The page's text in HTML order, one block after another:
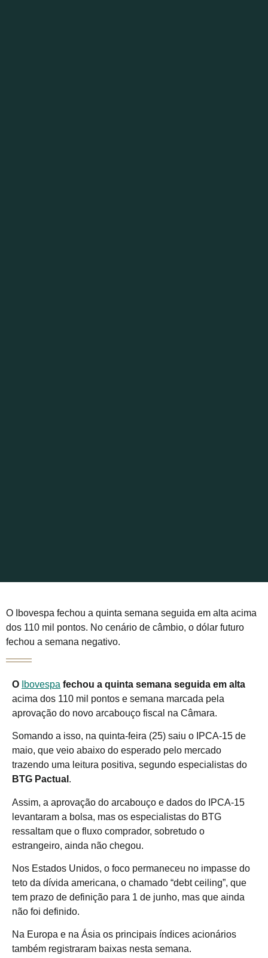
O Ibovespa fechou a quinta semana seguida em alta acima
dos 110 mil pontos. No cenário de câmbio, o dólar futuro
fechou a semana negativo.
O Ibovespa fechou a quinta semana seguida em alta
acima dos 110 mil pontos e semana marcada pela
aprovação do novo arcabouço fiscal na Câmara.
Somando a isso, na quinta-feira (25) saiu o IPCA-15 de
maio, que veio abaixo do esperado pelo mercado
trazendo uma leitura positiva, segundo especialistas do
BTG Pactual .
Assim, a aprovação do arcabouço e dados do IPCA-15
levantaram a bolsa, mas os especialistas do BTG
ressaltam que o fluxo comprador, sobretudo o
estrangeiro, ainda não chegou.
Nos Estados Unidos, o foco permaneceu no impasse do
teto da dívida americana, o chamado “debt ceiling”, que
tem prazo de definição para 1 de junho, mas que ainda
não foi definido.
Na Europa e na Ásia os principais índices acionários
também registraram baixas nesta semana.